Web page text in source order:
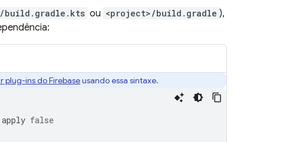
build.gradle.kts ou <project>/build.gradle ),
plug-ins do Firebaseusando essa sintaxe.
apply false